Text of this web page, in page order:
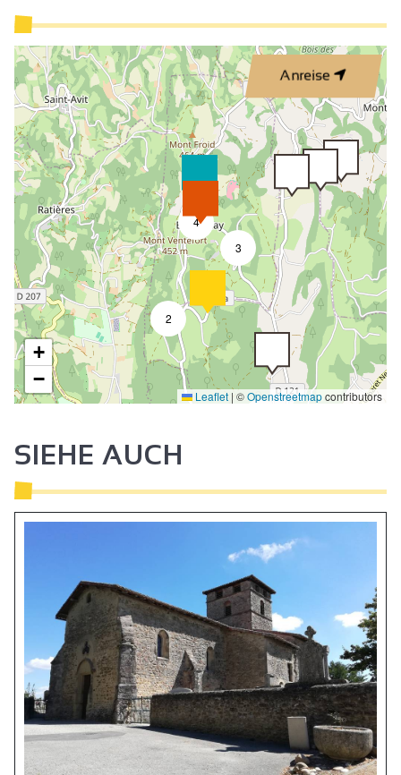
Anreise
2
3
4
+
−
Leaflet | ©Openstreetmapcontributors
SIEHE AUCH